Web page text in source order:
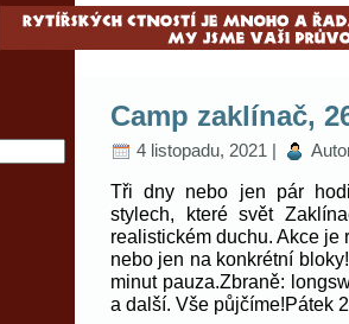
Camp zaklínač,
4 listopadu, 2021 |
Tři dny nebo jen pár
stylech, které svět
realistickém duchu. Akce
nebo jen na konkrétní
minut pauza.Zbraně:
a další. Vše půjčíme!Pátek